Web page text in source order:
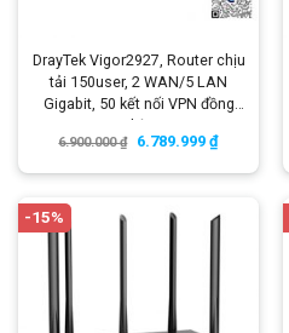
DrayTek Vigor2927, Router chịu
tải 150user, 2 WAN/5 LAN
Gigabit, 50 kết nối VPN đồng
thời
6.900.000₫ 6.789.999 ₫
-15%